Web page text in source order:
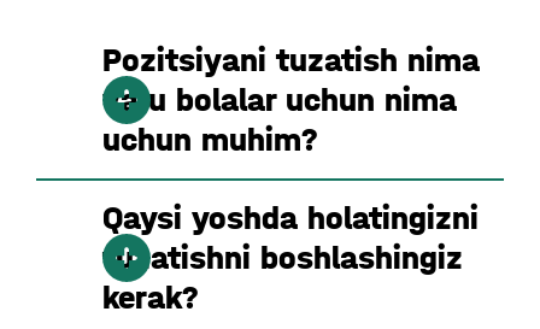
Pozitsiyani tuzatish nima
va u bolalar uchun nima
uchun muhim?
Qaysi yoshda holatingizni
tuzatishni boshlashingiz
kerak?